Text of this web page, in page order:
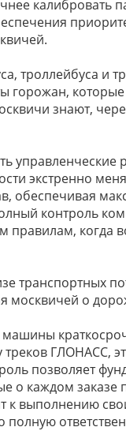
калибровать
троллейбуса и
горожан,
знают,
управленческие
экстренно
обеспечивая
контроль
правилам, когда
транспортных
москвичей о
ГЛОНАСС,
позволяет
о каждом заказе
к выполнению
полную